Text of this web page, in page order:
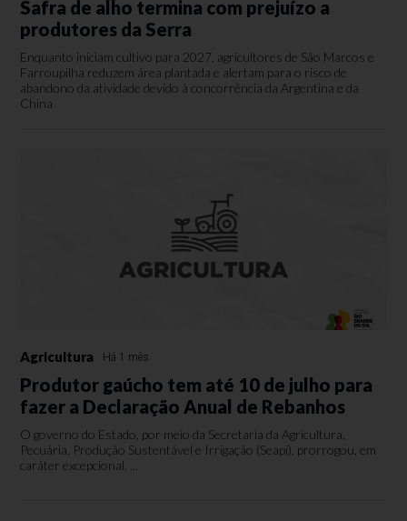
Safra de alho termina com prejuízo a
produtores da Serra
Enquanto iniciam cultivo para 2027, agricultores de São Marcos e
Farroupilha reduzem área plantada e alertam para o risco de
abandono da atividade devido à concorrência da Argentina e da
China
Agricultura Há 1 mês
Produtor gaúcho tem até 10 de julho para
fazer a Declaração Anual de Rebanhos
O governo do Estado, por meio da Secretaria da Agricultura,
Pecuária, Produção Sustentável e Irrigação (Seapi), prorrogou, em
caráter excepcional, ...